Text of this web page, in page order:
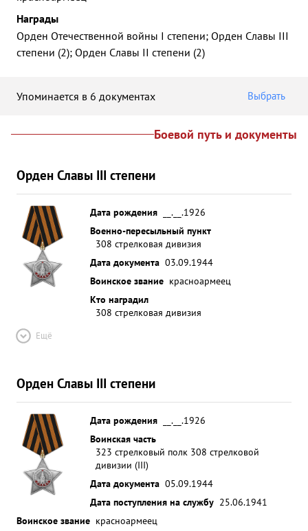
Награды
Орден Отечественной войны I степени; Орден Славы III
степени (2); Орден Славы II степени (2)
Упоминается в 6 документах Выбрать
Боевой путь и документы
Орден Славы III степени
Дата рождения
__.__.1926
Военно-пересыльный пункт
308 стрелковая дивизия
Дата документа 03.09.1944
Воинское звание красноармеец
Кто наградил
308 стрелковая дивизия
Ещё
Орден Славы III степени
Дата рождения
__.__.1926
Воинская часть
323 стрелковый полк 308 стрелковой
дивизии (III)
Дата документа 05.09.1944
Дата поступления на службу 25.06.1941
Воинское звание красноармеец